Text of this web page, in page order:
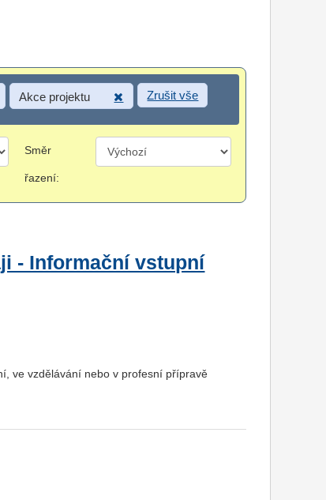
Akce projektu Zrušit vše
Směr
řazení:
- Informační vstupní
ve vzdělávání nebo v profesní přípravě